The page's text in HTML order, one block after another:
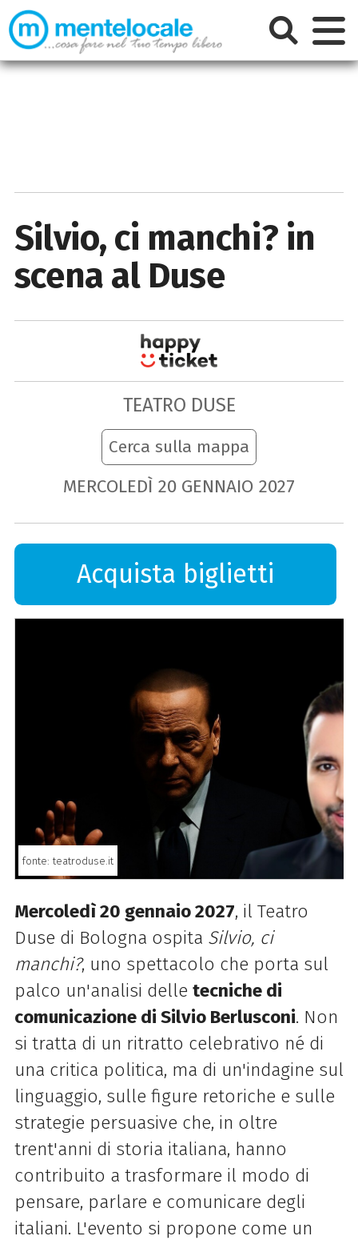
Silvio, ci manchi? in
scena al Duse
TEATRO DUSE
Cerca sulla mappa
MERCOLEDÌ 20 GENNAIO 2027
Acquista biglietti
fonte: teatroduse.it
Mercoledì 20 gennaio 2027, il Teatro
Duse di Bologna ospita Silvio, ci
manchi?, uno spettacolo che porta sul
palco un'analisi delle tecniche di
comunicazione di Silvio Berlusconi. Non
si tratta di un ritratto celebrativo né di
una critica politica, ma di un'indagine sul
linguaggio, sulle figure retoriche e sulle
strategie persuasive che, in oltre
trent'anni di storia italiana, hanno
contribuito a trasformare il modo di
pensare, parlare e comunicare degli
italiani. L'evento si propone come un